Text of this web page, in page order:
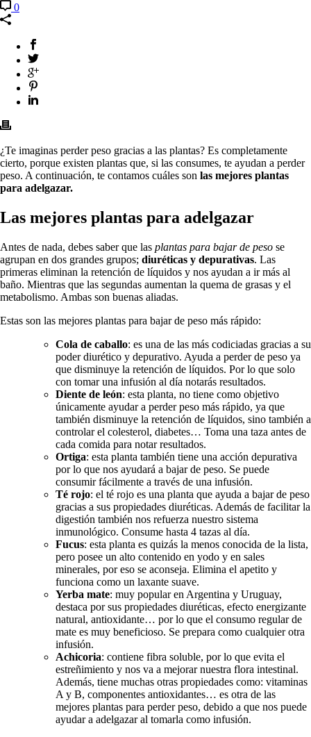
0
¿Te imaginas perder peso gracias a las plantas? Es completamente
cierto, porque existen plantas que, si las consumes, te ayudan a perder
peso. A continuación, te contamos cuáles son las mejores plantas
para adelgazar.
Las mejores plantas para adelgazar
Antes de nada, debes saber que las plantas para bajar de peso se
agrupan en dos grandes grupos; diuréticas y depurativas. Las
primeras eliminan la retención de líquidos y nos ayudan a ir más al
baño. Mientras que las segundas aumentan la quema de grasas y el
metabolismo. Ambas son buenas aliadas.
Estas son las mejores plantas para bajar de peso más rápido:
Cola de caballo: es una de las más codiciadas gracias a su
poder diurético y depurativo. Ayuda a perder de peso ya
que disminuye la retención de líquidos. Por lo que solo
con tomar una infusión al día notarás resultados.
Diente de león: esta planta, no tiene como objetivo
únicamente ayudar a perder peso más rápido, ya que
también disminuye la retención de líquidos, sino también a
controlar el colesterol, diabetes… Toma una taza antes de
cada comida para notar resultados.
Ortiga: esta planta también tiene una acción depurativa
por lo que nos ayudará a bajar de peso. Se puede
consumir fácilmente a través de una infusión.
Té rojo: el té rojo es una planta que ayuda a bajar de peso
gracias a sus propiedades diuréticas. Además de facilitar la
digestión también nos refuerza nuestro sistema
inmunológico. Consume hasta 4 tazas al día.
Fucus: esta planta es quizás la menos conocida de la lista,
pero posee un alto contenido en yodo y en sales
minerales, por eso se aconseja. Elimina el apetito y
funciona como un laxante suave.
Yerba mate: muy popular en Argentina y Uruguay,
destaca por sus propiedades diuréticas, efecto energizante
natural, antioxidante… por lo que el consumo regular de
mate es muy beneficioso. Se prepara como cualquier otra
infusión.
Achicoria: contiene fibra soluble, por lo que evita el
estreñimiento y nos va a mejorar nuestra flora intestinal.
Además, tiene muchas otras propiedades como: vitaminas
A y B, componentes antioxidantes… es otra de las
mejores plantas para perder peso, debido a que nos puede
ayudar a adelgazar al tomarla como infusión.